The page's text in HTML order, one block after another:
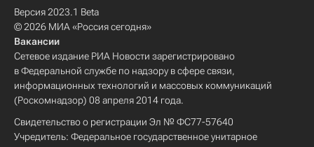
Версия 2023.1 Beta
© 2026 МИА «Россия сегодня»
Вакансии
Сетевое издание РИА Новости зарегистрировано
в Федеральной службе по надзору в сфере связи,
информационных технологий и массовых коммуникаций
(Роскомнадзор) 08 апреля 2014 года.
Свидетельство о регистрации Эл № ФС77-57640
Учредитель: Федеральное государственное унитарное